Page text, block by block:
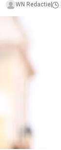
WN Redactie